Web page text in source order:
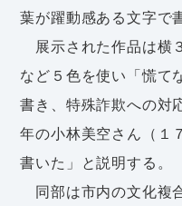
葉が躍動感ある文字で
展示された作品は横
など５色を使い「慌
書き、特殊詐欺への対
年の小林美空さん（１
書いた」と説明する。
同部は市内の文化複